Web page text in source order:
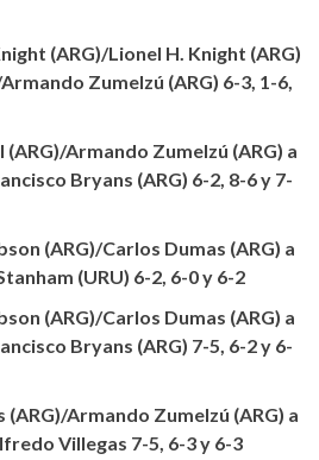
(ARG)/Lionel H. Knight (ARG)
Zumelzú (ARG) 6-3, 1-6,
Armando Zumelzú (ARG) a
Bryans (ARG) 6-2, 8-6 y 7-
(ARG)/Carlos Dumas (ARG) a
(URU) 6-2, 6-0 y 6-2
(ARG)/Carlos Dumas (ARG) a
Bryans (ARG) 7-5, 6-2 y 6-
Armando Zumelzú (ARG) a
Villegas 7-5, 6-3 y 6-3